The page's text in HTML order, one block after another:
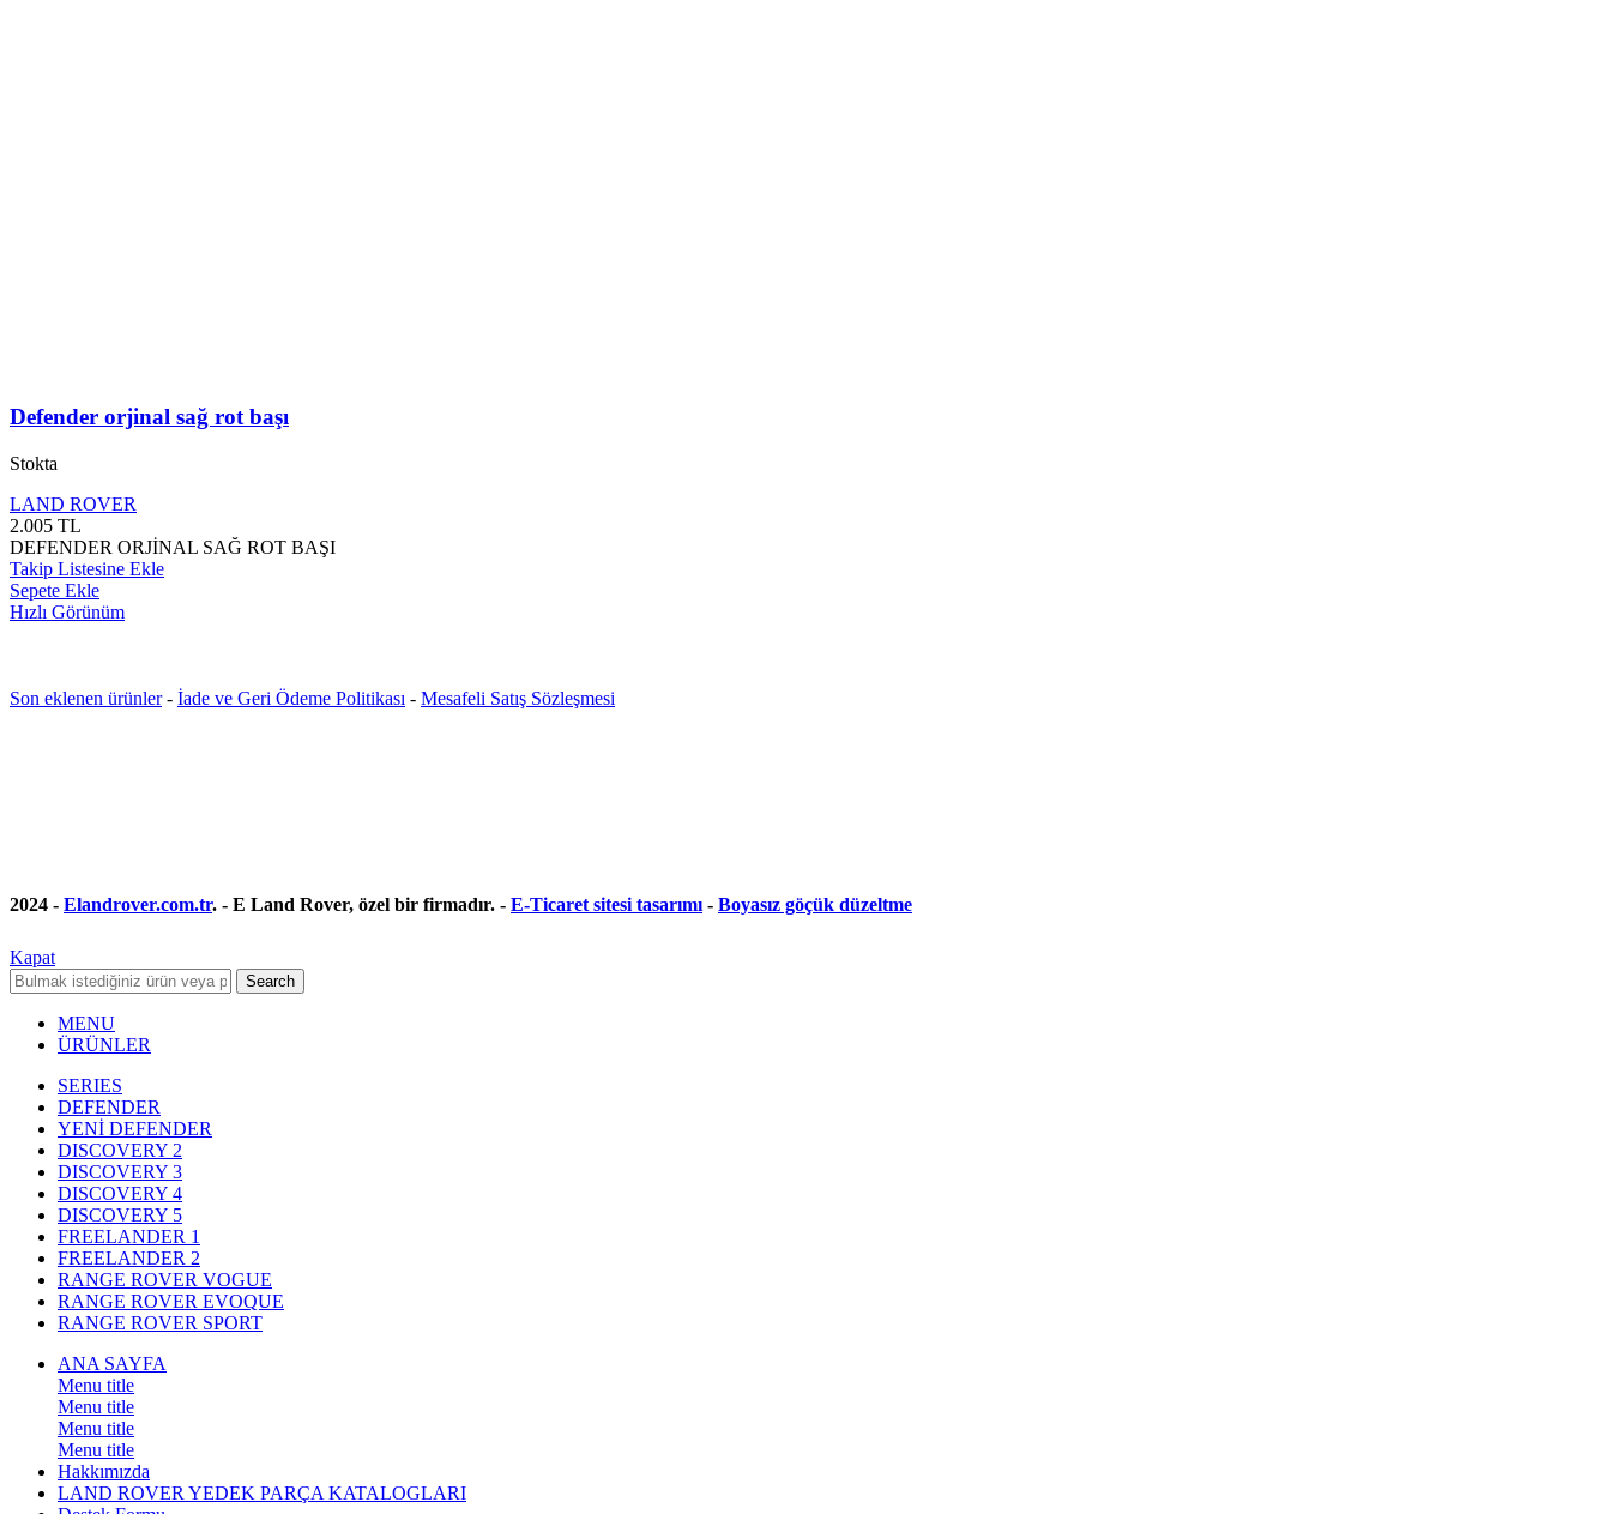
Defender orjinal sağ rot başı
Stokta
LAND ROVER
2.005 TL
DEFENDER ORJİNAL SAĞ ROT BAŞI
Takip Listesine Ekle
Sepete Ekle
Hızlı Görünüm
Son eklenen ürünler- İade ve Geri Ödeme Politikası - Mesafeli Satış Sözleşmesi
2024 - Elandrover.com.tr. - E Land Rover, özel bir firmadır. - E-Ticaret sitesi tasarımı - Boyasız göçük düzeltme
Kapat
Search
MENU
ÜRÜNLER
SERIES
DEFENDER
YENİ DEFENDER
DISCOVERY 2
DISCOVERY 3
DISCOVERY 4
DISCOVERY 5
FREELANDER 1
FREELANDER 2
RANGE ROVER VOGUE
RANGE ROVER EVOQUE
RANGE ROVER SPORT
ANA SAYFA
Menu title
Menu title
Menu title
Menu title
Hakkımızda
LAND ROVER YEDEK PARÇA KATALOGLARI